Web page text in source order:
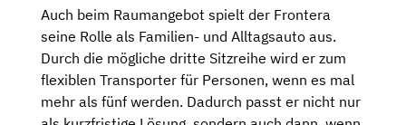
Auch beim Raumangebot spielt der Frontera
seine Rolle als Familien- und Alltagsauto aus.
Durch die mögliche dritte Sitzreihe wird er zum
flexiblen Transporter für Personen, wenn es mal
mehr als fünf werden. Dadurch passt er nicht nur